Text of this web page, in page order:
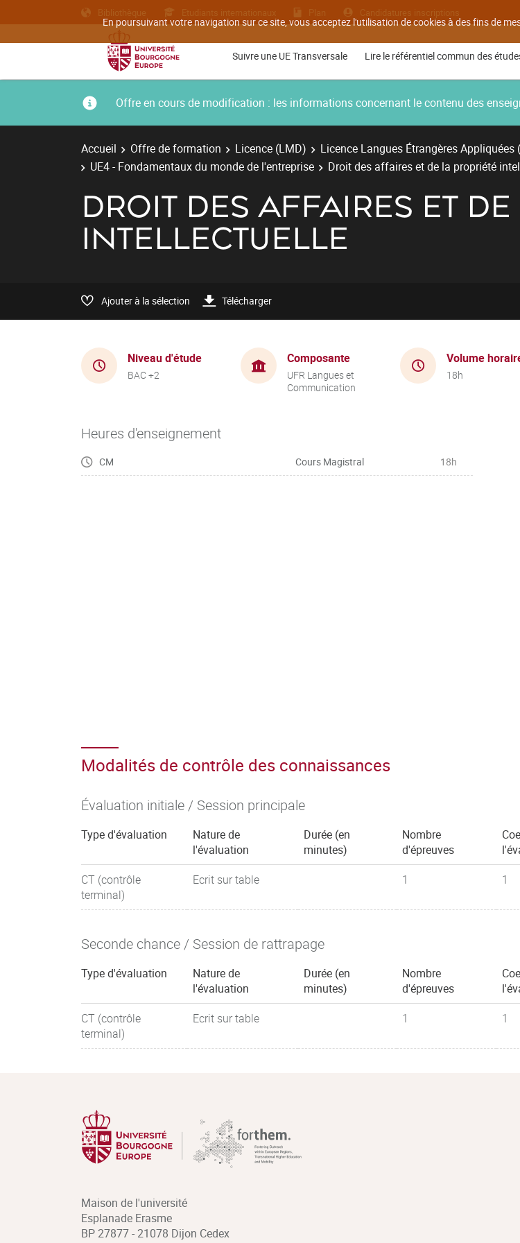
En poursuivant votre navigation sur ce site, vous acceptez l'utilisation de cookies à des fins de
Bibliothèque Etudiants internationaux Plan Candidatures inscriptions
Suivre une UE Transversale Lire le référentiel commun des
Offre en cours de modification : les informations concernant le contenu des
Accueil Offre de formation Licence (LMD) Licence Langues Étrangères Appliquées
UE4 - Fondamentaux du monde de l'entreprise
Droit des affaires et de la propriété
DROIT DES AFFAIRES ET
INTELLECTUELLE
Ajouter à la sélection Télécharger
Niveau d'étude
BAC +2
Composante
UFR Langues et
Communication
Volume
18h
Heures d'enseignement
CM Cours Magistral 18h
Modalités de contrôle des connaissances
Évaluation initiale / Session principale
Type d'évaluation
Nature de
l'évaluation
Durée (en
minutes)
Nombre
d'épreuves
CT (contrôle
terminal)
Ecrit sur table 1 1
Seconde chance / Session de rattrapage
Type d'évaluation
Nature de
l'évaluation
Durée (en
minutes)
Nombre
d'épreuves
CT (contrôle
terminal)
Ecrit sur table 1 1
Maison de l'université
Esplanade Erasme
BP 27877 - 21078 Dijon Cedex